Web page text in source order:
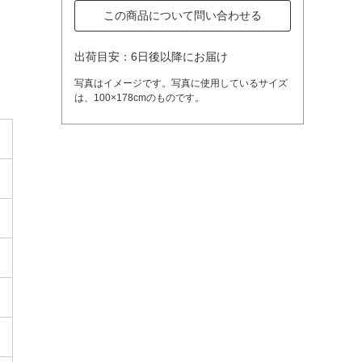
この商品について問い合わせる
出荷目安：6日後以降にお届け
写真はイメージです。写真に使用しているサイズ
は、100×178cmのものです。